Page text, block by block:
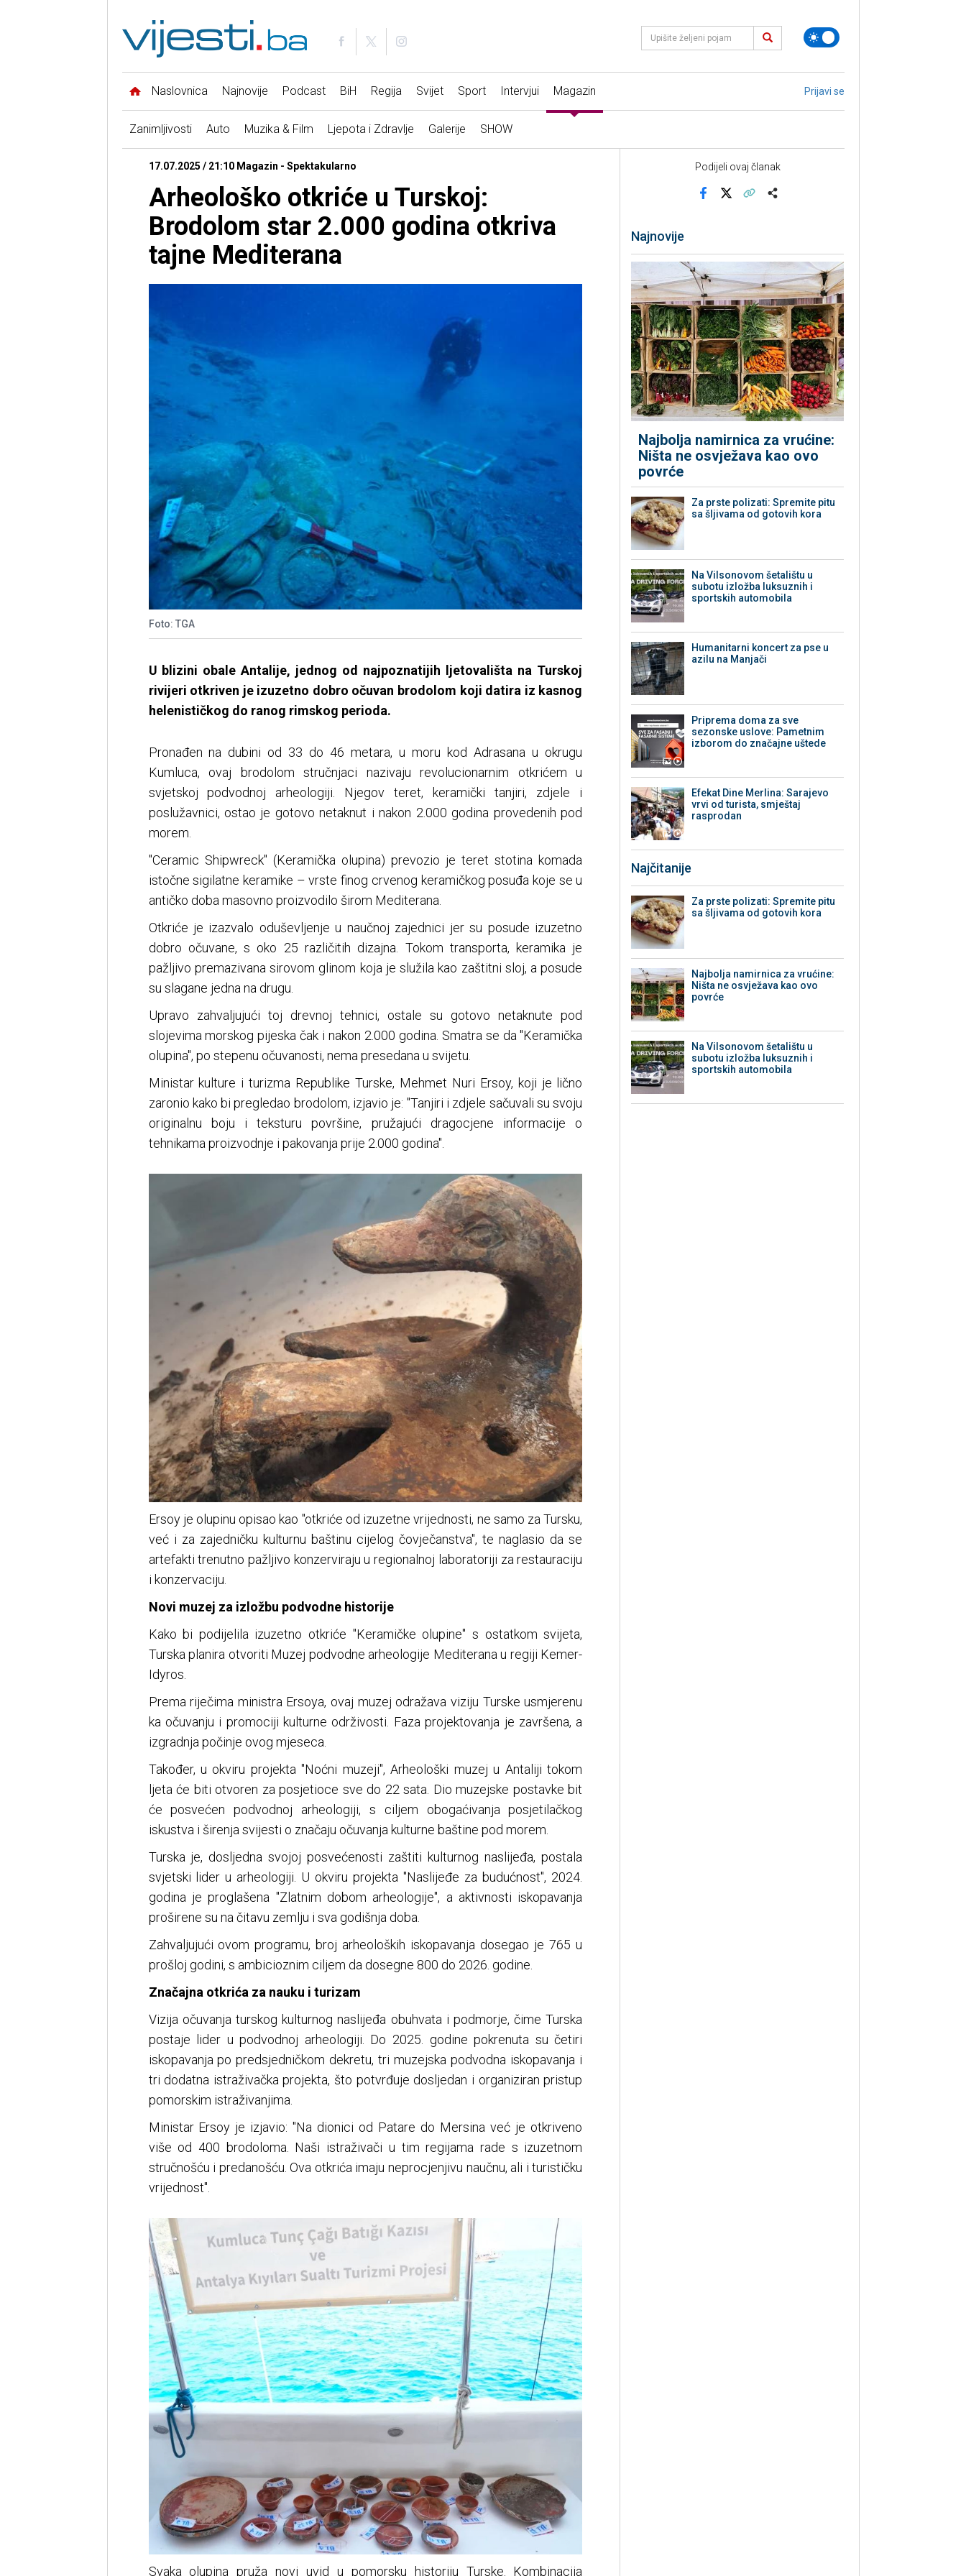
Naslovnica Najnovije Podcast BiH Regija Svijet Sport Intervjui Magazin Prijavi se
Zanimljivosti Auto Muzika & Film Ljepota i Zdravlje Galerije SHOW
17.07.2025 / 21:10 Magazin - Spektakularno
Arheološko otkriće u Turskoj:
Brodolom star 2.000 godina otkriva
tajne Mediterana
Foto: TGA
U blizini obale Antalije, jednog od najpoznatijih ljetovališta na Turskoj
rivijeri otkriven je izuzetno dobro očuvan brodolom koji datira iz kasnog
helenističkog do ranog rimskog perioda.
Pronađen na dubini od 33 do 46 metara, u moru kod Adrasana u okrugu
Kumluca, ovaj brodolom stručnjaci nazivaju revolucionarnim otkrićem u
svjetskoj podvodnoj arheologiji. Njegov teret, keramički tanjiri, zdjele i
poslužavnici, ostao je gotovo netaknut i nakon 2.000 godina provedenih pod
morem.
"Ceramic Shipwreck" (Keramička olupina) prevozio je teret stotina komada
istočne sigilatne keramike – vrste finog crvenog keramičkog posuđa koje se u
antičko doba masovno proizvodilo širom Mediterana.
Otkriće je izazvalo oduševljenje u naučnoj zajednici jer su posude izuzetno
dobro očuvane, s oko 25 različitih dizajna. Tokom transporta, keramika je
pažljivo premazivana sirovom glinom koja je služila kao zaštitni sloj, a posude
su slagane jedna na drugu.
Upravo zahvaljujući toj drevnoj tehnici, ostale su gotovo netaknute pod
slojevima morskog pijeska čak i nakon 2.000 godina. Smatra se da "Keramička
olupina", po stepenu očuvanosti, nema presedana u svijetu.
Ministar kulture i turizma Republike Turske, Mehmet Nuri Ersoy, koji je lično
zaronio kako bi pregledao brodolom, izjavio je: "Tanjiri i zdjele sačuvali su svoju
originalnu boju i teksturu površine, pružajući dragocjene informacije o
tehnikama proizvodnje i pakovanja prije 2.000 godina".
Ersoy je olupinu opisao kao "otkriće od izuzetne vrijednosti, ne samo za Tursku,
već i za zajedničku kulturnu baštinu cijelog čovječanstva", te naglasio da se
artefakti trenutno pažljivo konzerviraju u regionalnoj laboratoriji za restauraciju
i konzervaciju.
Novi muzej za izložbu podvodne historije
Kako bi podijelila izuzetno otkriće "Keramičke olupine" s ostatkom svijeta,
Turska planira otvoriti Muzej podvodne arheologije Mediterana u regiji Kemer-
Idyros.
Prema riječima ministra Ersoya, ovaj muzej odražava viziju Turske usmjerenu
ka očuvanju i promociji kulturne održivosti. Faza projektovanja je završena, a
izgradnja počinje ovog mjeseca.
Također, u okviru projekta "Noćni muzeji", Arheološki muzej u Antaliji tokom
ljeta će biti otvoren za posjetioce sve do 22 sata. Dio muzejske postavke bit
će posvećen podvodnoj arheologiji, s ciljem obogaćivanja posjetilačkog
iskustva i širenja svijesti o značaju očuvanja kulturne baštine pod morem.
Turska je, dosljedna svojoj posvećenosti zaštiti kulturnog naslijeđa, postala
svjetski lider u arheologiji. U okviru projekta "Naslijeđe za budućnost", 2024.
godina je proglašena "Zlatnim dobom arheologije", a aktivnosti iskopavanja
proširene su na čitavu zemlju i sva godišnja doba.
Zahvaljujući ovom programu, broj arheoloških iskopavanja dosegao je 765 u
prošloj godini, s ambicioznim ciljem da dosegne 800 do 2026. godine.
Značajna otkrića za nauku i turizam
Vizija očuvanja turskog kulturnog naslijeđa obuhvata i podmorje, čime Turska
postaje lider u podvodnoj arheologiji. Do 2025. godine pokrenuta su četiri
iskopavanja po predsjedničkom dekretu, tri muzejska podvodna iskopavanja i
tri dodatna istraživačka projekta, što potvrđuje dosljedan i organiziran pristup
pomorskim istraživanjima.
Ministar Ersoy je izjavio: "Na dionici od Patare do Mersina već je otkriveno
više od 400 brodoloma. Naši istraživači u tim regijama rade s izuzetnom
stručnošću i predanošću. Ova otkrića imaju neprocjenjivu naučnu, ali i turističku
vrijednost".
Svaka olupina pruža novi uvid u pomorsku historiju Turske. Kombinacija
Podijeli ovaj članak
Najnovije
Najbolja namirnica za vrućine:
Ništa ne osvježava kao ovo
povrće
Za prste polizati: Spremite pitu
sa šljivama od gotovih kora
Na Vilsonovom šetalištu u
subotu izložba luksuznih i
sportskih automobila
Humanitarni koncert za pse u
azilu na Manjači
Priprema doma za sve
sezonske uslove: Pametnim
izborom do značajne uštede
Efekat Dine Merlina: Sarajevo
vrvi od turista, smještaj
rasprodan
Najčitanije
Za prste polizati: Spremite pitu
sa šljivama od gotovih kora
Najbolja namirnica za vrućine:
Ništa ne osvježava kao ovo
povrće
Na Vilsonovom šetalištu u
subotu izložba luksuznih i
sportskih automobila